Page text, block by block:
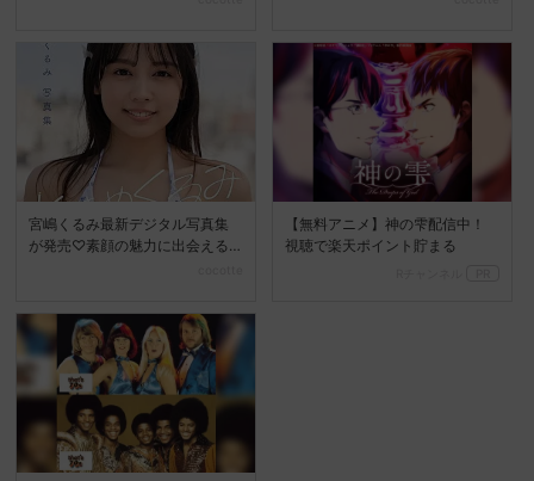
宮嶋くるみ最新デジタル写真集
が発売♡素顔の魅力に出会える
【無料アニメ】神の雫配信中！
視聴で楽天ポイント貯まる